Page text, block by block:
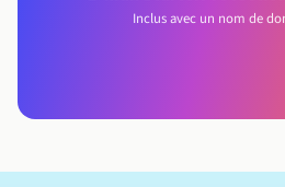
Inclus avec un nom de